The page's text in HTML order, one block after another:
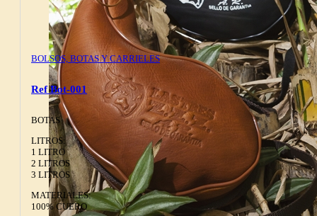
BOLSOS, BOTAS Y CARRIELES
Ref Bot-001
BOTAS
LITROS:
1 LITRO
2 LITROS
3 LITROS
MATERIALES:
100% CUERO